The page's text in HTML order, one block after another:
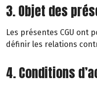
3. Objet des
Les présentes CGU ont
définir les relations
4. Conditions